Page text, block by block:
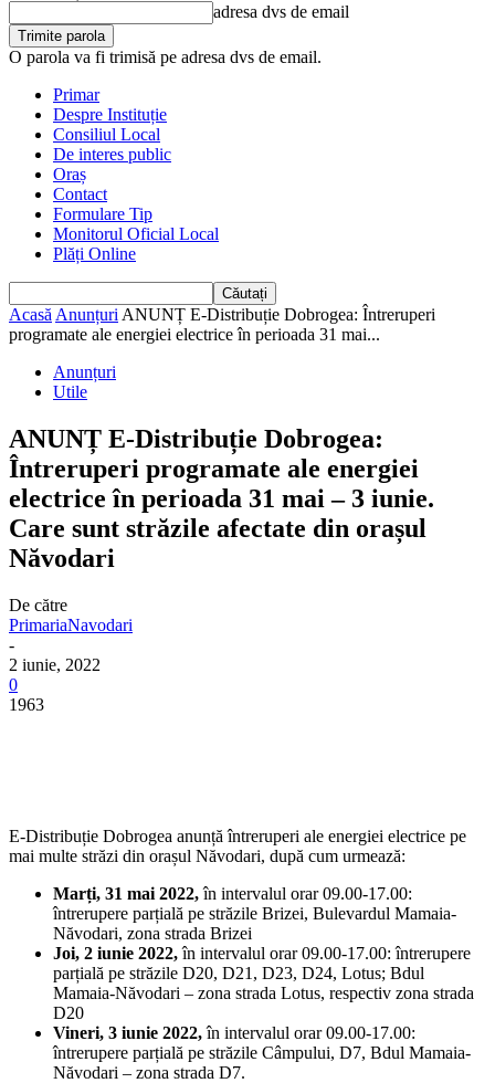
adresa dvs de email
O parola va fi trimisă pe adresa dvs de email.
Primar
Despre Instituție
Consiliul Local
De interes public
Oraș
Contact
Formulare Tip
Monitorul Oficial Local
Plăți Online
Acasă Anunțuri ANUNȚ E-Distribuție Dobrogea: Întreruperi
programate ale energiei electrice în perioada 31 mai...
Anunțuri
Utile
ANUNȚ E-Distribuție Dobrogea:
Întreruperi programate ale energiei
electrice în perioada 31 mai – 3 iunie.
Care sunt străzile afectate din orașul
Năvodari
De către
PrimariaNavodari
-
2 iunie, 2022
0
1963
E-Distribuție Dobrogea anunță întreruperi ale energiei electrice pe
mai multe străzi din orașul Năvodari, după cum urmează:
Marți, 31 mai 2022,în intervalul orar 09.00-17.00:
întrerupere parțială pe străzile Brizei, Bulevardul Mamaia-
Năvodari, zona strada Brizei
Joi, 2 iunie 2022,în intervalul orar 09.00-17.00: întrerupere
parțială pe străzile D20, D21, D23, D24, Lotus; Bdul
Mamaia-Năvodari – zona strada Lotus, respectiv zona strada
D20
Vineri, 3 iunie 2022,în intervalul orar 09.00-17.00:
întrerupere parțială pe străzile Câmpului, D7, Bdul Mamaia-
Năvodari – zona strada D7.